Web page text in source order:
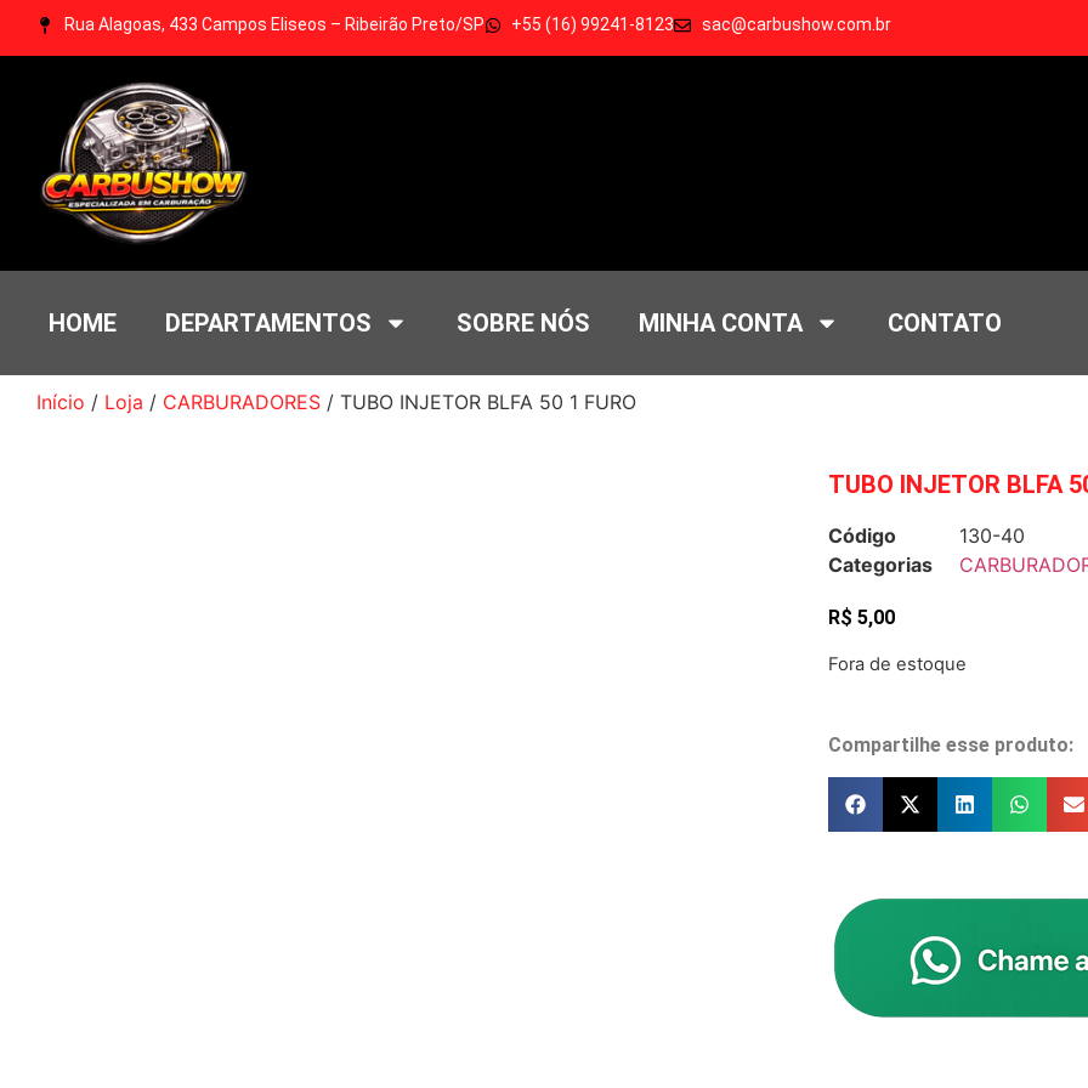
Rua Alagoas, 433 Campos Eliseos – Ribeirão Preto/SP +55 (16) 99241-8123 sac@carbushow.com.br
HOME DEPARTAMENTOS SOBRE NÓS MINHA CONTA CONTATO
Início / Loja / CARBURADORES / TUBO INJETOR BLFA 50 1 FURO
TUBO INJETOR BLFA
Código
130-40
Categorias
R$ 5,00
Fora de estoque
Compartilhe esse produto: